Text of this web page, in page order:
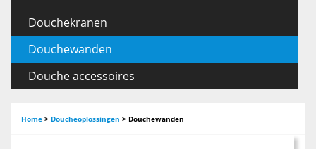
Douchekranen
Douchewanden
Douche accessoires
Home > Doucheoplossingen > Douchewanden